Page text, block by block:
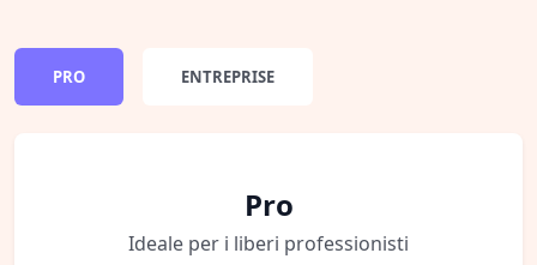
PRO ENTREPRISE
Pro
Ideale per i liberi professionisti